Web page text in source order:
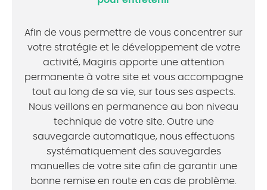
Afin de vous permettre de vous concentrer sur
votre stratégie et le développement de votre
activité, Magiris apporte une attention
permanente à votre site et vous accompagne
tout au long de sa vie, sur tous ses aspects.
Nous veillons en permanence au bon niveau
technique de votre site. Outre une
sauvegarde automatique, nous effectuons
systématiquement des sauvegardes
manuelles de votre site afin de garantir une
bonne remise en route en cas de problème.